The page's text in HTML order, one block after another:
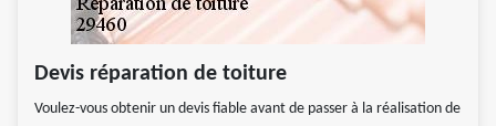
Devis réparation de toiture
Voulez-vous obtenir un devis fiable avant de passer à la réalisation de